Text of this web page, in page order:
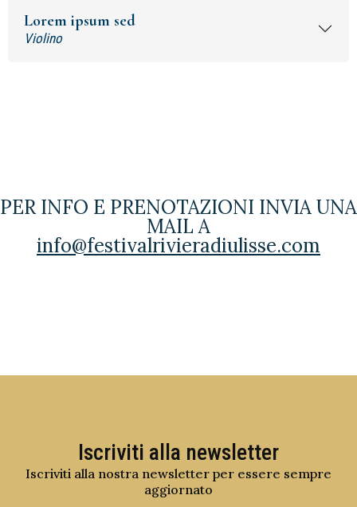
Lorem ipsum sed
Violino
PER INFO E PRENOTAZIONI INVIA UNA
MAIL A
info@festivalrivieradiulisse.com
Iscriviti alla newsletter
Iscriviti alla nostra newsletter per essere sempre
aggiornato